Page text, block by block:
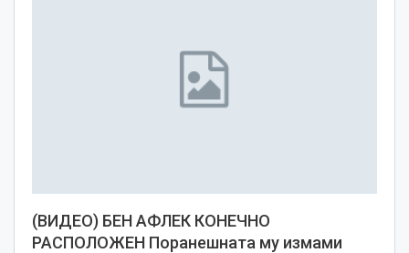
(ВИДЕО) БЕН АФЛЕК КОНЕЧНО
РАСПОЛОЖЕН Поранешната му измами